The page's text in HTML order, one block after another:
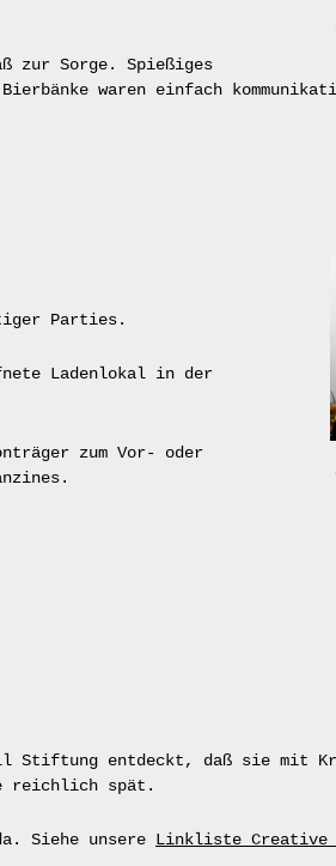
zur Sorge. Spießiges
waren einfach
Parties.
Ladenlokal in der
zum Vor- oder
Stiftung entdeckt, daß sie mit
reichlich spät.
Siehe unsere Linkliste Creative